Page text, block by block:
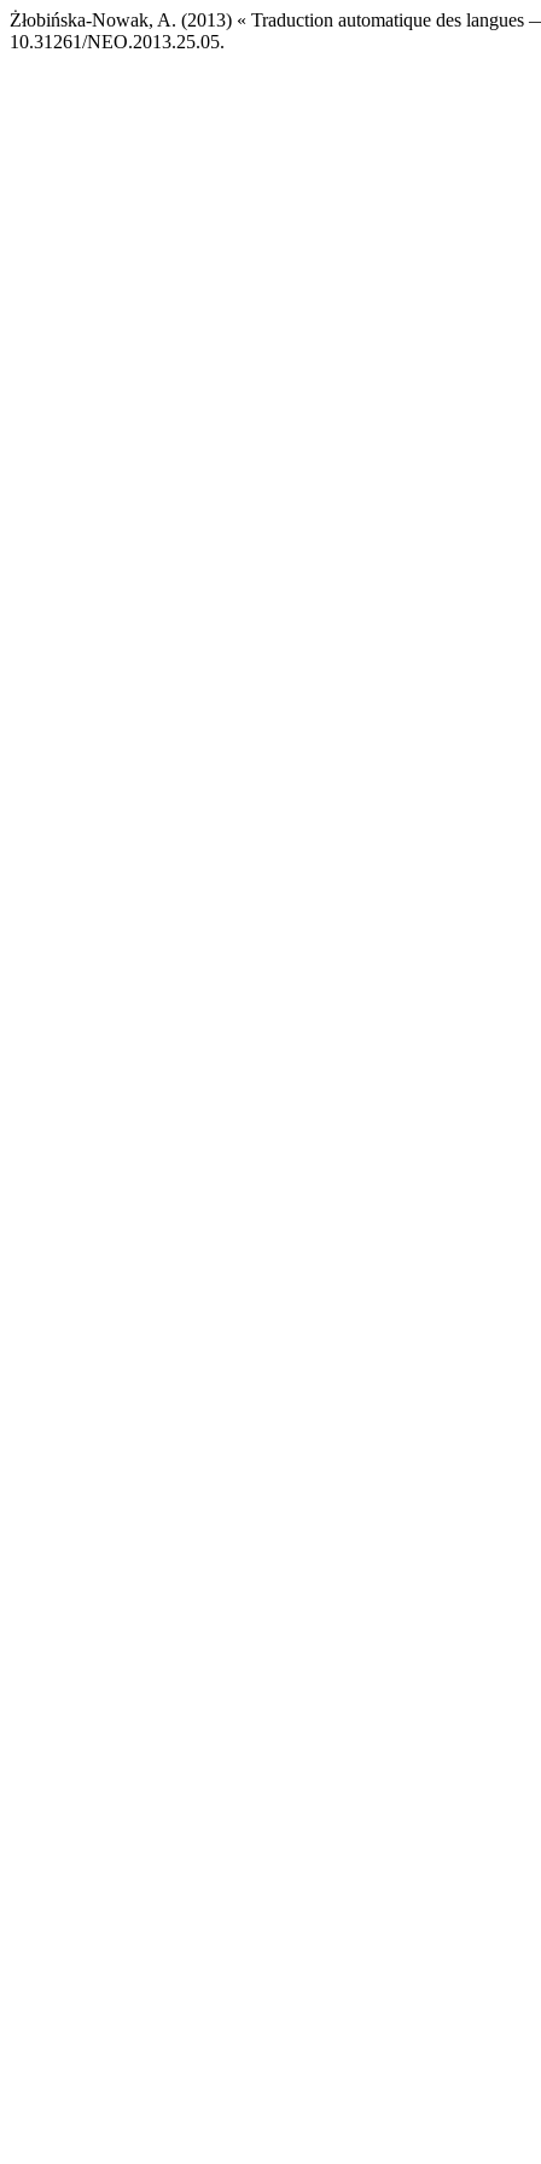
Żłobińska-Nowak, A. (2013) « Traduction automatique des langues
10.31261/NEO.2013.25.05.